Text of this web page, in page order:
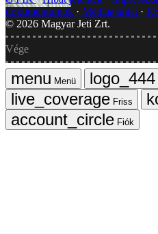
dokumentumok
Médiaajánlat
© 2026 Magyar Jeti Zrt.
Vége
Menü
Friss
Fiók